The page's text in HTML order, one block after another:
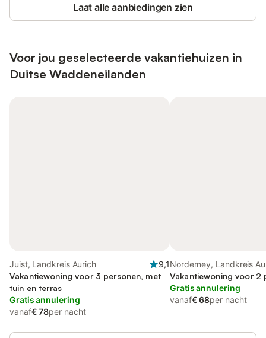
Laat alle aanbiedingen zien
Voor jou geselecteerde vakantiehuizen in
Duitse Waddeneilanden
Juist, Landkreis Aurich
9,1
Vakantiewoning voor 3 personen, met
tuin en terras
Gratis annulering
vanaf€ 78per nacht
Norderney, Landkreis
Vakantiewoning voor 2
Gratis annulering
vanaf€ 68per nacht